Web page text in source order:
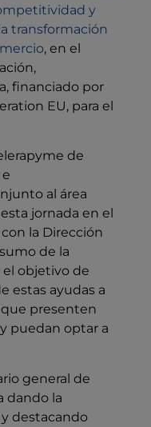
y
transformación
, en el
financiado por
EU, para el
de
al área
jornada en el
la Dirección
de la
objetivo de
estas ayudas a
que presenten
puedan optar a
general de
dando la
destacando